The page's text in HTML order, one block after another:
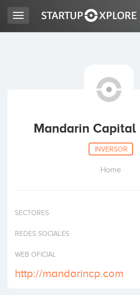
ACCESO
Invertir
Toggle
navigation
Mandarin Capital
INVERSOR
Home
SECTORES
REDES SOCIALES
WEB OFICIAL
http://mandarincp.com